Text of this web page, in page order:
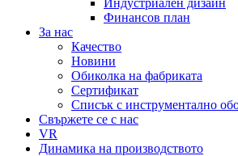
Индустриален дизайн
Финансов план
За нас
Качество
Новини
Обиколка на фабриката
Сертификат
Списък с инструментално
Свържете се с нас
VR
Динамика на производството